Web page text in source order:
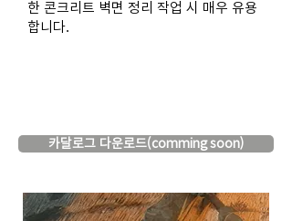
한 콘크리트 벽면 정리 작업 시 매우 유용
합니다.
카달로그 다운로드(comming soon)